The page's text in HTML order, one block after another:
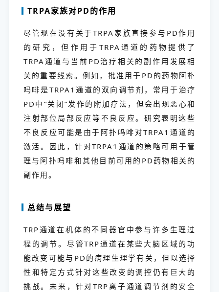
TRPA家族对PD的作用
尽管现在没有关于TRPA家族直接参与PD作用
的研究，但作用于TRPA通道的药物提供了
TRPA通道与当前PD治疗相关的副作用发展相
关的重要线索。例如，批准用于PD的药物阿朴
吗啡是TRPA1通道的双向调节剂，常用于治疗
PD中“关闭”发作的附加疗法，但会出现恶心和
注射部位局部反应等不良反应。研究表明这些
不良反应可能是由于阿扑吗啡对TRPA1通道的
激活。因此，针对TRPA1通道的策略可用于管
理与阿扑吗啡和其他目前可用的PD药物相关的
副作用。
总结与展望
TRP通道在机体的不同器官中参与许多生理过
程的调节。尽管TRP通道在某些大脑区域的功
能改变可能与PD的病理生理学有关，但以选择
性和特定方式针对这些改变的调控仍有巨大的
挑战。未来，针对TRP离子通道调节剂的安全